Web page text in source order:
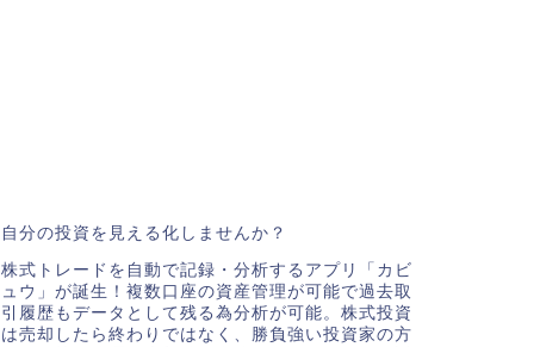
自分の投資を見える化しませんか？
株式トレードを自動で記録・分析するアプリ「カビ
ュウ」が誕生！複数口座の資産管理が可能で過去取
引履歴もデータとして残る為分析が可能。株式投資
は売却したら終わりではなく、勝負強い投資家の方